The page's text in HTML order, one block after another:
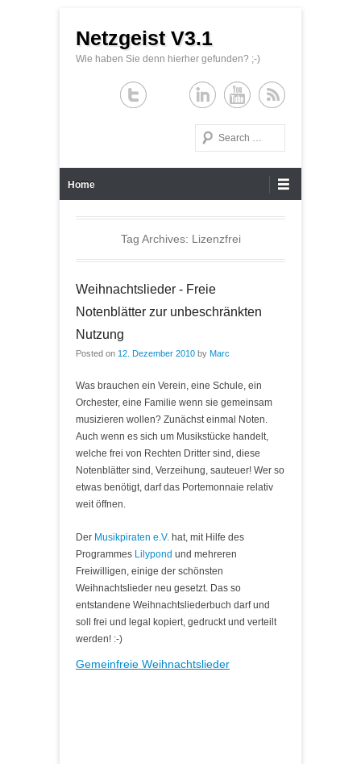
Netzgeist V3.1
Wie haben Sie denn hierher gefunden? ;-)
Search
Home
Tag Archives: Lizenzfrei
Weihnachtslieder - Freie
Notenblätter zur unbeschränkten
Nutzung
Posted on 12. Dezember 2010 by Marc
Was brauchen ein Verein, eine Schule, ein
Orchester, eine Familie wenn sie gemeinsam
musizieren wollen? Zunächst einmal Noten.
Auch wenn es sich um Musikstücke handelt,
welche frei von Rechten Dritter sind, diese
Notenblätter sind, Verzeihung, sauteuer! Wer so
etwas benötigt, darf das Portemonnaie relativ
weit öffnen.
Der Musikpiraten e.V. hat, mit Hilfe des
Programmes Lilypond und mehreren
Freiwilligen, einige der schönsten
Weihnachtslieder neu gesetzt. Das so
entstandene Weihnachtsliederbuch darf und
soll frei und legal kopiert, gedruckt und verteilt
werden! :-)
Gemeinfreie Weihnachtslieder